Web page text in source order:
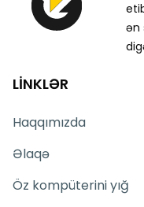
ən
LİNKLƏR
Haqqımızda
Əlaqə
Öz kompüterini yığ